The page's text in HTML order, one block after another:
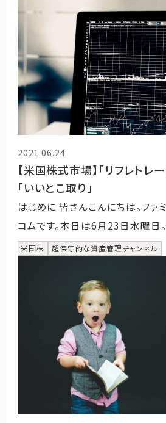
2021.06.24
【米国株式市場】「リフレトレ
「いいとこ取り」
はじめに 皆さんこんにちは。ファ
コムです。本日は6月23日水曜日
米国株 超保守的な資産管理チャンネル